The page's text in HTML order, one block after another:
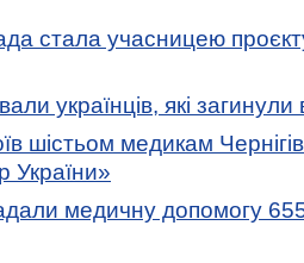
стала учасницею
українців, які загинули
шістьом медикам
України»
медичну допомогу